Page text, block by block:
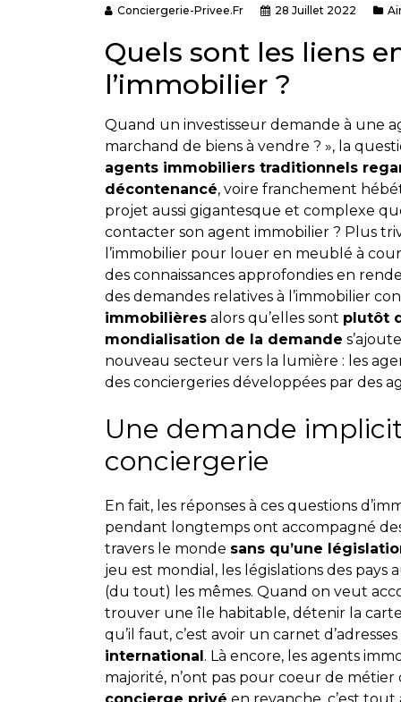
Conciergerie-Privee.fr 28 Juillet 2022
Quels sont les liens
l’immobilier ?
Quand un investisseur demande à une
marchand de biens à vendre ? », la
agents immobiliers traditionnels
décontenancé, voire franchement
projet aussi gigantesque et complexe
contacter son agent immobilier ? Plus
l’immobilier pour louer en meublé à
des connaissances approfondies en
des demandes relatives à l’immobilier
immobilières alors qu’elles sont plutôt
mondialisation de la demande
nouveau secteur vers la lumière : les
des conciergeries développées par des
Une demande
conciergerie
En fait, les réponses à ces questions
pendant longtemps ont accompagné
travers le monde sans qu’une
jeu est mondial, les législations des pays
(du tout) les mêmes. Quand on veut
trouver une île habitable, détenir la carte
qu’il faut, c’est avoir un carnet
international. Là encore, les agents
majorité, n’ont pas pour coeur de